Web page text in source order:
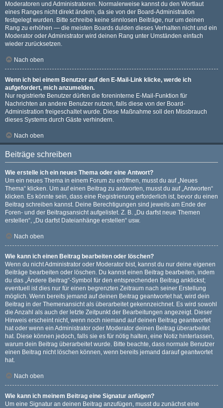
Moderatoren und Administratoren. Normalerweise kannst du den Wortlaut
eines Ranges nicht direkt ändern, da sie von der Board-Administration
festgelegt wurden. Bitte schreibe keine sinnlosen Beiträge, nur um deinen
Rang zu erhöhen — die meisten Boards dulden dieses Verhalten nicht und ein
Moderator oder Administrator wird deinen Rang unter Umständen einfach
wieder zurücksetzen.
Nach oben
Wenn ich bei einem Benutzer auf den E-Mail-Link klicke, werde ich
aufgefordert, mich anzumelden.
Nur registrierte Benutzer dürfen die foreninterne E-Mail-Funktion für
Nachrichten an andere Benutzer nutzen, falls diese von der Board-
Administration freigeschaltet wurde. Diese Maßnahme soll den Missbrauch
dieses Systems durch Gäste verhindern.
Nach oben
Beiträge schreiben
Wie erstelle ich ein neues Thema oder eine Antwort?
Um ein neues Thema in einem Forum zu eröffnen, musst du auf „Neues
Thema“ klicken. Um auf einen Beitrag zu antworten, musst du auf „Antworten“
klicken. Es könnte sein, dass eine Registrierung erforderlich ist, bevor du einen
Beitrag schreiben kannst. Deine Berechtigungen sind jeweils am Ende der
Foren- und der Beitragsansicht aufgelistet. Z. B. „Du darfst neue Themen
erstellen“, „Du darfst Dateianhänge erstellen“ usw.
Nach oben
Wie kann ich einen Beitrag bearbeiten oder löschen?
Wenn du nicht Administrator oder Moderator bist, kannst du nur deine eigenen
Beiträge bearbeiten oder löschen. Du kannst einen Beitrag bearbeiten, indem
du das „Ändere Beitrag“-Symbol für den entsprechenden Beitrag anklickst;
eventuell ist dies nur für einen begrenzten Zeitraum nach seiner Erstellung
möglich. Wenn bereits jemand auf deinen Beitrag geantwortet hat, wird dein
Beitrag in der Themenansicht als überarbeitet gekennzeichnet. Es wird sowohl
die Anzahl als auch der letzte Zeitpunkt der Bearbeitungen angezeigt. Dieser
Hinweis erscheint nicht, wenn noch niemand auf deinen Beitrag geantwortet
hat oder wenn ein Administrator oder Moderator deinen Beitrag überarbeitet
hat. Diese können jedoch, falls sie es für nötig halten, eine Notiz hinterlassen,
warum dein Beitrag überarbeitet wurde. Bitte beachte, dass normale Benutzer
einen Beitrag nicht löschen können, wenn bereits jemand darauf geantwortet
hat.
Nach oben
Wie kann ich meinem Beitrag eine Signatur anfügen?
Um eine Signatur an deinen Beitrag anzufügen, musst du zunächst eine